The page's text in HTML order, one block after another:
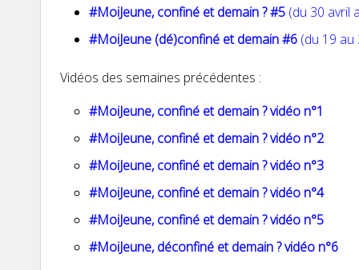
#MoiJeune, confiné et demain ? #5 (du 30 avril
#MoiJeune (dé)confiné et demain #6 (du 19 au
Vidéos des semaines précédentes :
#MoiJeune, confiné et demain ? vidéo n°1
#MoiJeune, confiné et demain ? vidéo n°2
#MoiJeune, confiné et demain ? vidéo n°3
#MoiJeune, confiné et demain ? vidéo n°4
#MoiJeune, confiné et demain ? vidéo n°5
#MoiJeune, déconfiné et demain ? vidéo n°6